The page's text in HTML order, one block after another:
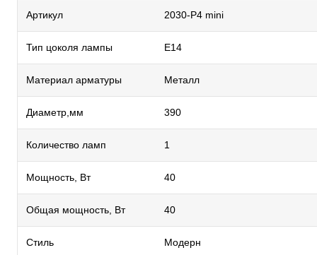
Артикул 2030-P4 mini
Тип цоколя лампы E14
Материал арматуры Металл
Диаметр,мм 390
Количество ламп 1
Мощность, Вт 40
Общая мощность, Вт 40
Стиль Модерн